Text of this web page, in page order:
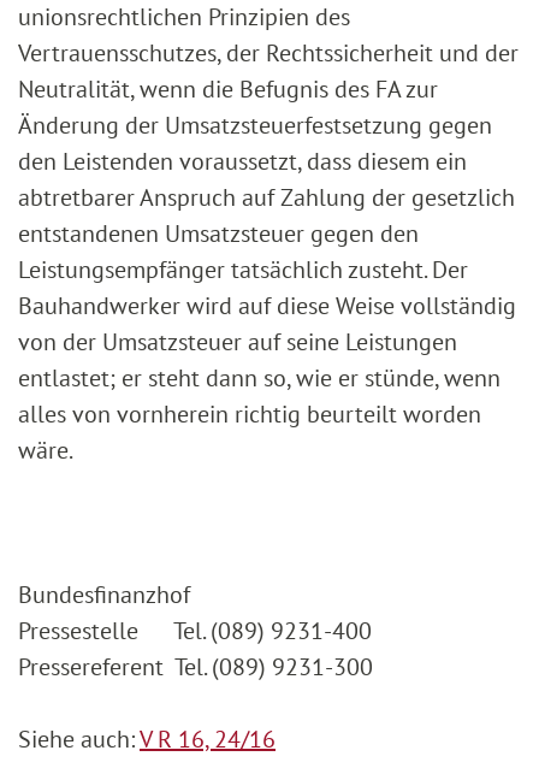
unionsrechtlichen Prinzipien des
Vertrauensschutzes, der Rechtssicherheit und der
Neutralität, wenn die Befugnis des FA zur
Änderung der Umsatzsteuerfestsetzung gegen
den Leistenden voraussetzt, dass diesem ein
abtretbarer Anspruch auf Zahlung der gesetzlich
entstandenen Umsatzsteuer gegen den
Leistungsempfänger tatsächlich zusteht. Der
Bauhandwerker wird auf diese Weise vollständig
von der Umsatzsteuer auf seine Leistungen
entlastet; er steht dann so, wie er stünde, wenn
alles von vornherein richtig beurteilt worden
wäre.
Bundesfinanzhof
Pressestelle Tel. (089) 9231-400
Pressereferent Tel. (089) 9231-300
Siehe auch:V R 16, 24/16